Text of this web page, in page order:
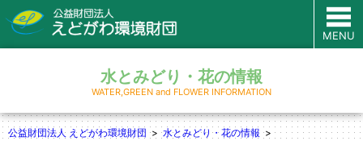
MENU
水とみどり・花の情報
WATER,GREEN and FLOWER INFORMATION
公益財団法人 えどがわ環境財団
水とみどり・花の情報